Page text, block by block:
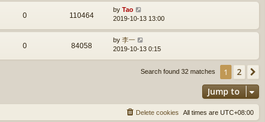
0 110464
by Tao
2019-10-13 13:00
0 84058
by 李一
2019-10-13 0:15
Search found 32 matches 1 2
Jump to
All times are UTC+08:00
Delete cookies